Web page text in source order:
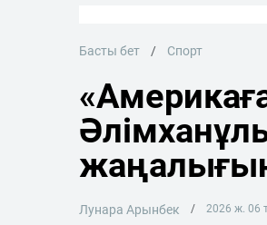
Басты бет Спорт
Лунара Арынбек 2026 ж. 06